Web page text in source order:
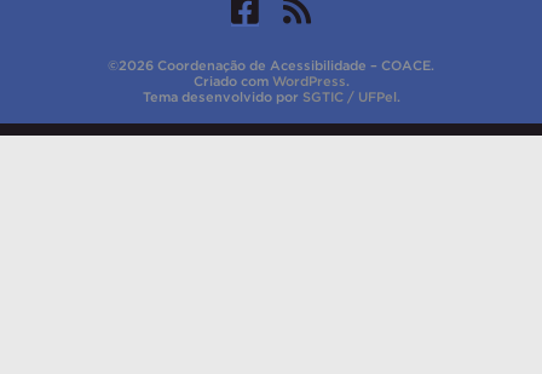
©2026 Coordenação de Acessibilidade – COACE.
Criado com WordPress.
Tema desenvolvido por SGTIC / UFPel.